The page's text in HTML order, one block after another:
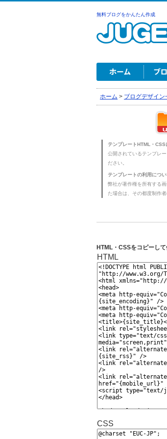
無料ブログをかんたん作成
ホーム > ブログデザイン
テンプレートHTML・CSS
公開されているテンプレ
ださい。
テンプレートの利用につい
弊社が著作権を所有する
た場合は、その都度制作
HTML・CSSをコピーして
HTML
CSS